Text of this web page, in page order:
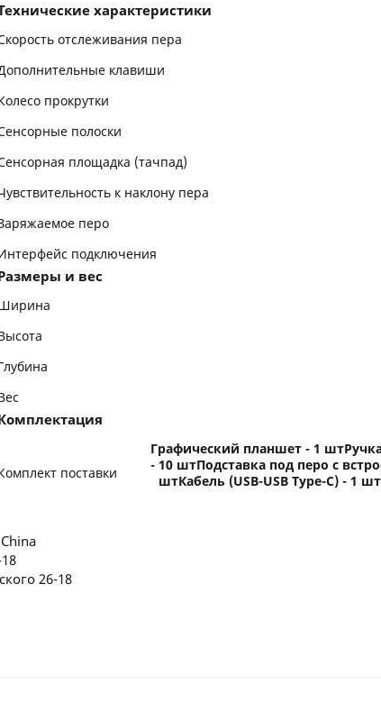
характеристики
отслеживания пера
клавиши
прокрутки
полоски
площадка (тачпад)
к наклону пера
перо
подключения
и вес
поставки
Графический планшет - 1
- 10 штПодставка под перо с
штКабель (USB-USB Type-C) - 1
26-18